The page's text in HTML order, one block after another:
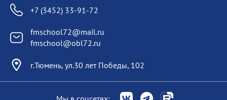
+7 (3452) 33-91-72
fmschool72@mail.ru
fmschool@obl72.ru
г.Тюмень, ул.30 лет Победы, 102